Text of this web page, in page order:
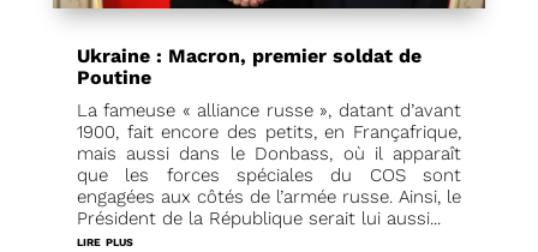
Ukraine : Macron, premier soldat de
Poutine
La fameuse « alliance russe », datant d’avant
1900, fait encore des petits, en Françafrique,
mais aussi dans le Donbass, où il apparaît
que les forces spéciales du COS sont
engagées aux côtés de l’armée russe. Ainsi, le
Président de la République serait lui aussi...
lire plus